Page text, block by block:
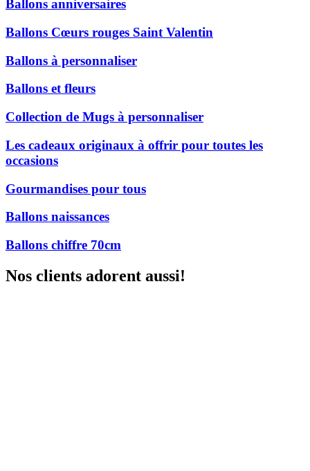
Ballons anniversaires
Ballons Cœurs rouges Saint Valentin
Ballons à personnaliser
Ballons et fleurs
Collection de Mugs à personnaliser
Les cadeaux originaux à offrir pour toutes les
occasions
Gourmandises pour tous
Ballons naissances
Ballons chiffre 70cm
Nos clients adorent aussi!